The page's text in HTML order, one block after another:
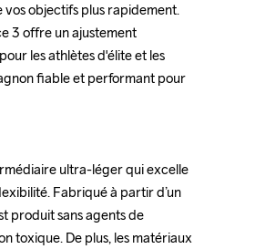
vos objectifs plus rapidement.
3 offre un ajustement
les athlètes d'élite et les
fiable et performant pour
ultra-léger qui excelle
Fabriqué à partir d’un
produit sans agents de
toxique. De plus, les matériaux
vos objectifs plus rapidement.
3 offre un ajustement
les athlètes d'élite et les
fiable et performant pour
ultra-léger qui excelle
Fabriqué à partir d’un
produit sans agents de
toxique. De plus, les matériaux